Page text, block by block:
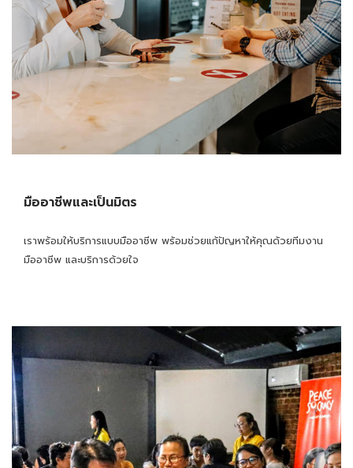
มืออาชีพและเป็นมิตร
เราพร้อมให้บริการแบบมืออาชีพ พร้อมช่วยแก้ปัญหาให้คุณด้วยทีมงาน
มืออาชีพ และบริการด้วยใจ